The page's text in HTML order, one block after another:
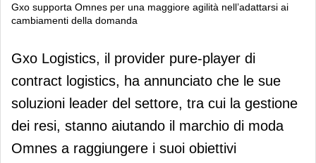
Gxo supporta Omnes per una maggiore agilità nell’adattarsi ai
cambiamenti della domanda
Gxo supporta Omnes per una
maggiore agilità nell’adattarsi ai
cambiamenti della domanda
Gxo Logistics, il provider pure-player di
contract logistics, ha annunciato che le sue
soluzioni leader del settore, tra cui la gestione
dei resi, stanno aiutando il marchio di moda
Omnes a raggiungere i suoi obiettivi